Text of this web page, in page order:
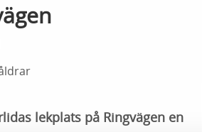
lekplats på Ringvägen en